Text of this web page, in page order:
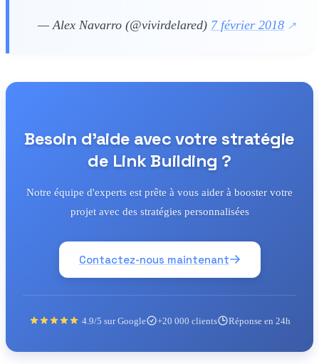
— Alex Navarro (@vivirdelared) 7 février 2018
Besoin d'aide avec votre stratégie
de Link Building ?
Notre équipe d'experts est prête à vous aider à booster votre
projet avec des stratégies personnalisées
Contactez-nous maintenant
4.9/5 sur Google +20 000 clients Réponse en 24h